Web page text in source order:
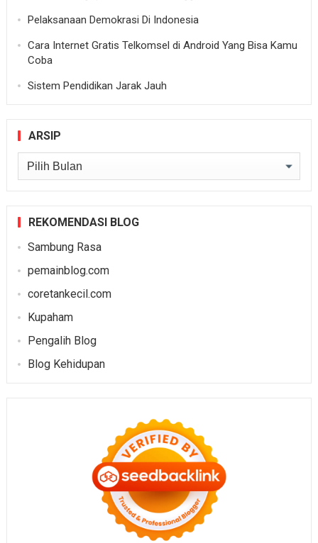
Pelaksanaan Demokrasi Di Indonesia
Cara Internet Gratis Telkomsel di Android Yang Bisa Kamu
Coba
Sistem Pendidikan Jarak Jauh
ARSIP
Arsip
REKOMENDASI BLOG
Sambung Rasa
pemainblog.com
coretankecil.com
Kupaham
Pengalih Blog
Blog Kehidupan